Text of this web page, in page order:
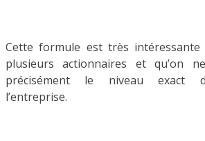
Cette formule est très intéressante
plusieurs actionnaires et qu’on
précisément le niveau exact
l’entreprise.